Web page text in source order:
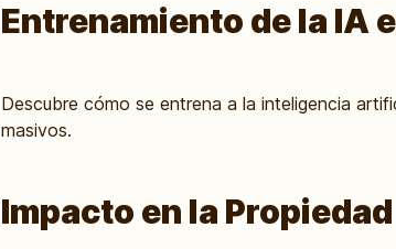
Entrenamiento de la IA
Descubre cómo se entrena a la inteligencia
masivos.
Impacto en la